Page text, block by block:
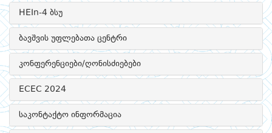
HEIn-4 ბსუ
ბავშვის უფლებათა ცენტრი
კონფერენციები/ღონისძიებები
ECEC 2024
საკონტაქტო ინფორმაცია